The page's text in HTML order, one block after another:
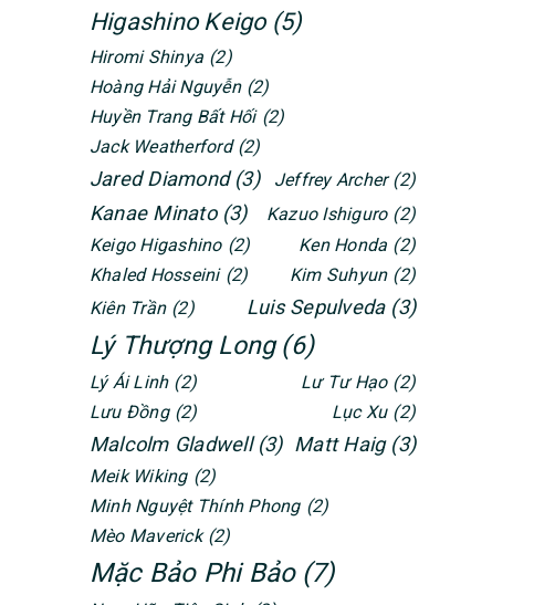
Higashino Keigo (5)
Hiromi Shinya (2)
Hoàng Hải Nguyễn (2)
Huyền Trang Bất Hối (2)
Jack Weatherford (2)
Jared Diamond (3) Jeffrey Archer (2)
Kanae Minato (3) Kazuo Ishiguro (2)
Keigo Higashino (2) Ken Honda (2)
Khaled Hosseini (2) Kim Suhyun (2)
Kiên Trần (2) Luis Sepulveda (3)
Lý Thượng Long (6)
Lý Ái Linh (2) Lư Tư Hạo (2)
Lưu Đồng (2) Lục Xu (2)
Malcolm Gladwell (3) Matt Haig (3)
Meik Wiking (2)
Minh Nguyệt Thính Phong (2)
Mèo Maverick (2)
Mặc Bảo Phi Bảo (7)